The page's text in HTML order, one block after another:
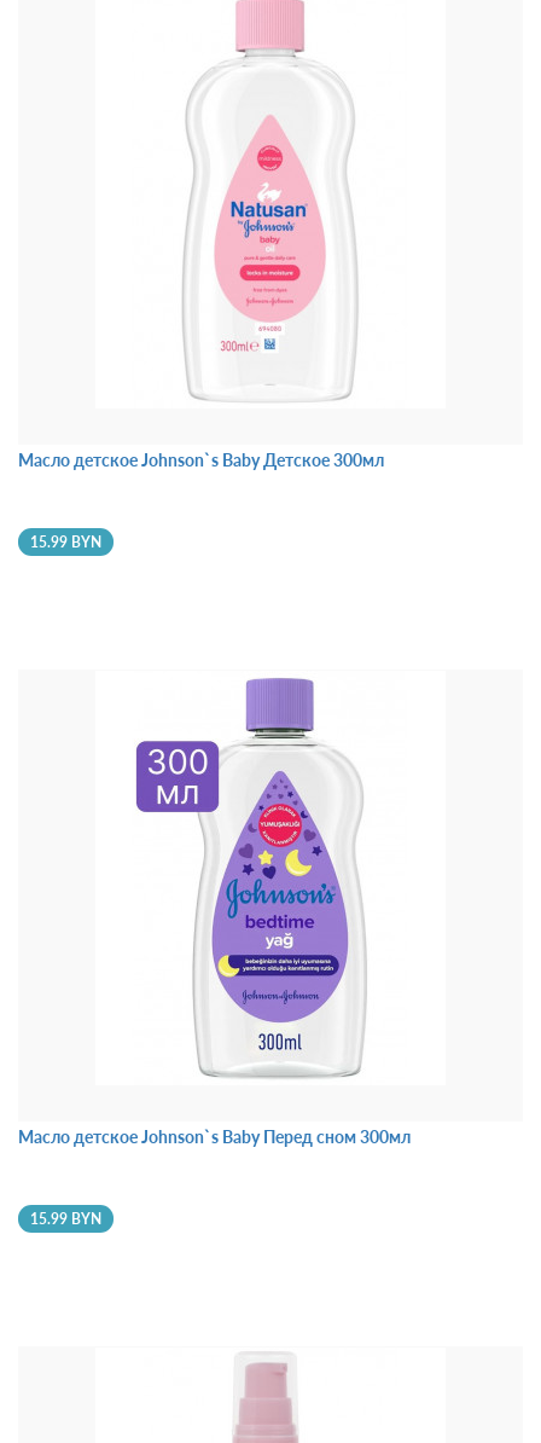
Масло детское Johnson`s Baby Детское 300мл
15.99 BYN
Масло детское Johnson`s Baby Перед сном 300мл
15.99 BYN